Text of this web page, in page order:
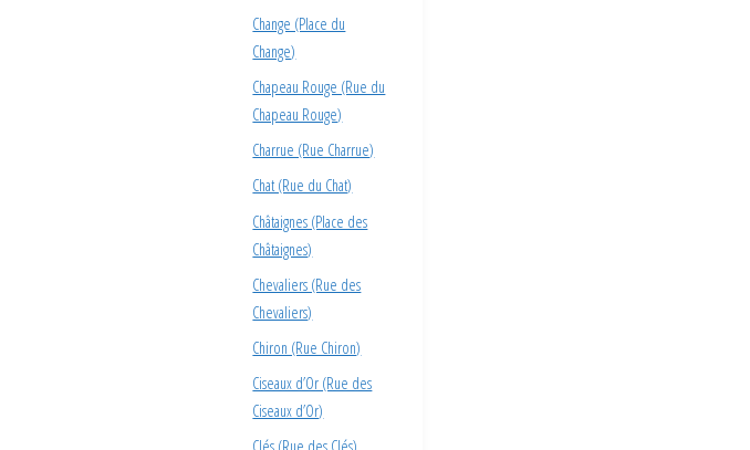
Change (Place du
Change)
Chapeau Rouge (Rue du
Chapeau Rouge)
Charrue (Rue Charrue)
Chat (Rue du Chat)
Châtaignes (Place des
Châtaignes)
Chevaliers (Rue des
Chevaliers)
Chiron (Rue Chiron)
Ciseaux d’Or (Rue des
Ciseaux d’Or)